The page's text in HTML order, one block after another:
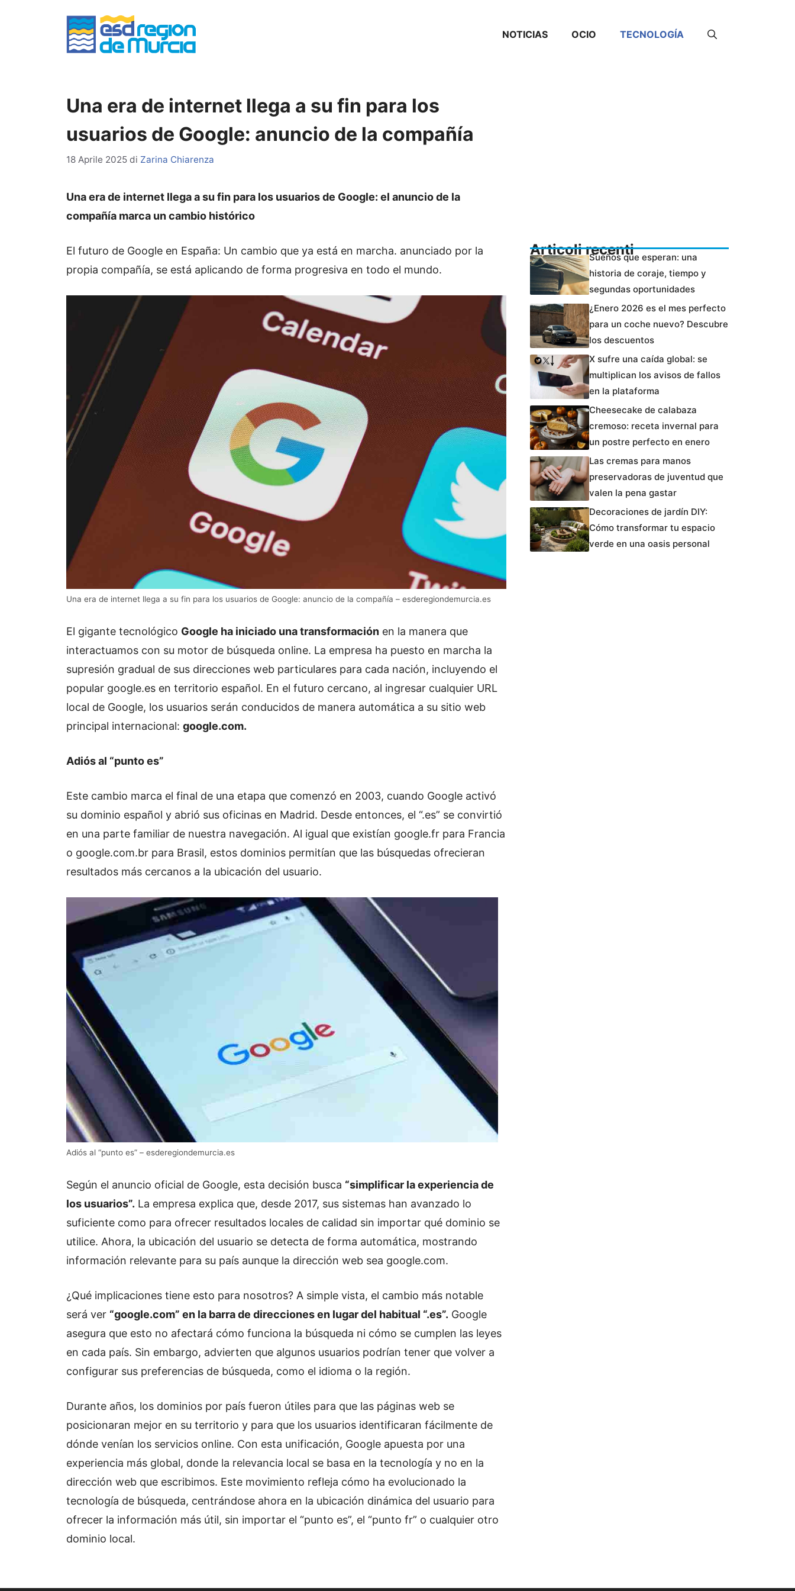
NOTICIAS OCIO TECNOLOGÍA
Una era de internet llega a su fin para los
usuarios de Google: anuncio de la compañía
18 Aprile 2025 di Zarina Chiarenza
Una era de internet llega a su fin para los usuarios de Google: el anuncio de la
compañía marca un cambio histórico
El futuro de Google en España: Un cambio que ya está en marcha. anunciado por la
propia compañía, se está aplicando de forma progresiva en todo el mundo.
Una era de internet llega a su fin para los usuarios de Google: anuncio de la compañía – esderegiondemurcia.es
El gigante tecnológico Google ha iniciado una transformación en la manera que
interactuamos con su motor de búsqueda online. La empresa ha puesto en marcha la
supresión gradual de sus direcciones web particulares para cada nación, incluyendo el
popular google.es en territorio español. En el futuro cercano, al ingresar cualquier URL
local de Google, los usuarios serán conducidos de manera automática a su sitio web
principal internacional: google.com.
Adiós al “punto es”
Este cambio marca el final de una etapa que comenzó en 2003, cuando Google activó
su dominio español y abrió sus oficinas en Madrid. Desde entonces, el “.es” se convirtió
en una parte familiar de nuestra navegación. Al igual que existían google.fr para Francia
o google.com.br para Brasil, estos dominios permitían que las búsquedas ofrecieran
resultados más cercanos a la ubicación del usuario.
Adiós al “punto es” – esderegiondemurcia.es
Según el anuncio oficial de Google, esta decisión busca “simplificar la experiencia de
los usuarios”. La empresa explica que, desde 2017, sus sistemas han avanzado lo
suficiente como para ofrecer resultados locales de calidad sin importar qué dominio se
utilice. Ahora, la ubicación del usuario se detecta de forma automática, mostrando
información relevante para su país aunque la dirección web sea google.com.
¿Qué implicaciones tiene esto para nosotros? A simple vista, el cambio más notable
será ver “google.com” en la barra de direcciones en lugar del habitual “.es”. Google
asegura que esto no afectará cómo funciona la búsqueda ni cómo se cumplen las leyes
en cada país. Sin embargo, advierten que algunos usuarios podrían tener que volver a
configurar sus preferencias de búsqueda, como el idioma o la región.
Durante años, los dominios por país fueron útiles para que las páginas web se
posicionaran mejor en su territorio y para que los usuarios identificaran fácilmente de
dónde venían los servicios online. Con esta unificación, Google apuesta por una
experiencia más global, donde la relevancia local se basa en la tecnología y no en la
dirección web que escribimos. Este movimiento refleja cómo ha evolucionado la
tecnología de búsqueda, centrándose ahora en la ubicación dinámica del usuario para
ofrecer la información más útil, sin importar el “punto es”, el “punto fr” o cualquier otro
dominio local.
Articoli recentiSueños que esperan: una
historia de coraje, tiempo y
segundas oportunidades
¿Enero 2026 es el mes perfecto
para un coche nuevo? Descubre
los descuentos
X sufre una caída global: se
multiplican los avisos de fallos
en la plataforma
Cheesecake de calabaza
cremoso: receta invernal para
un postre perfecto en enero
Las cremas para manos
preservadoras de juventud que
valen la pena gastar
Decoraciones de jardín DIY:
Cómo transformar tu espacio
verde en una oasis personal